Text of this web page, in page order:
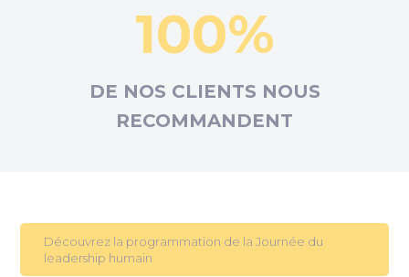
100%
DE NOS CLIENTS NOUS
RECOMMANDENT
Découvrez la programmation de la Journée du
leadership humain